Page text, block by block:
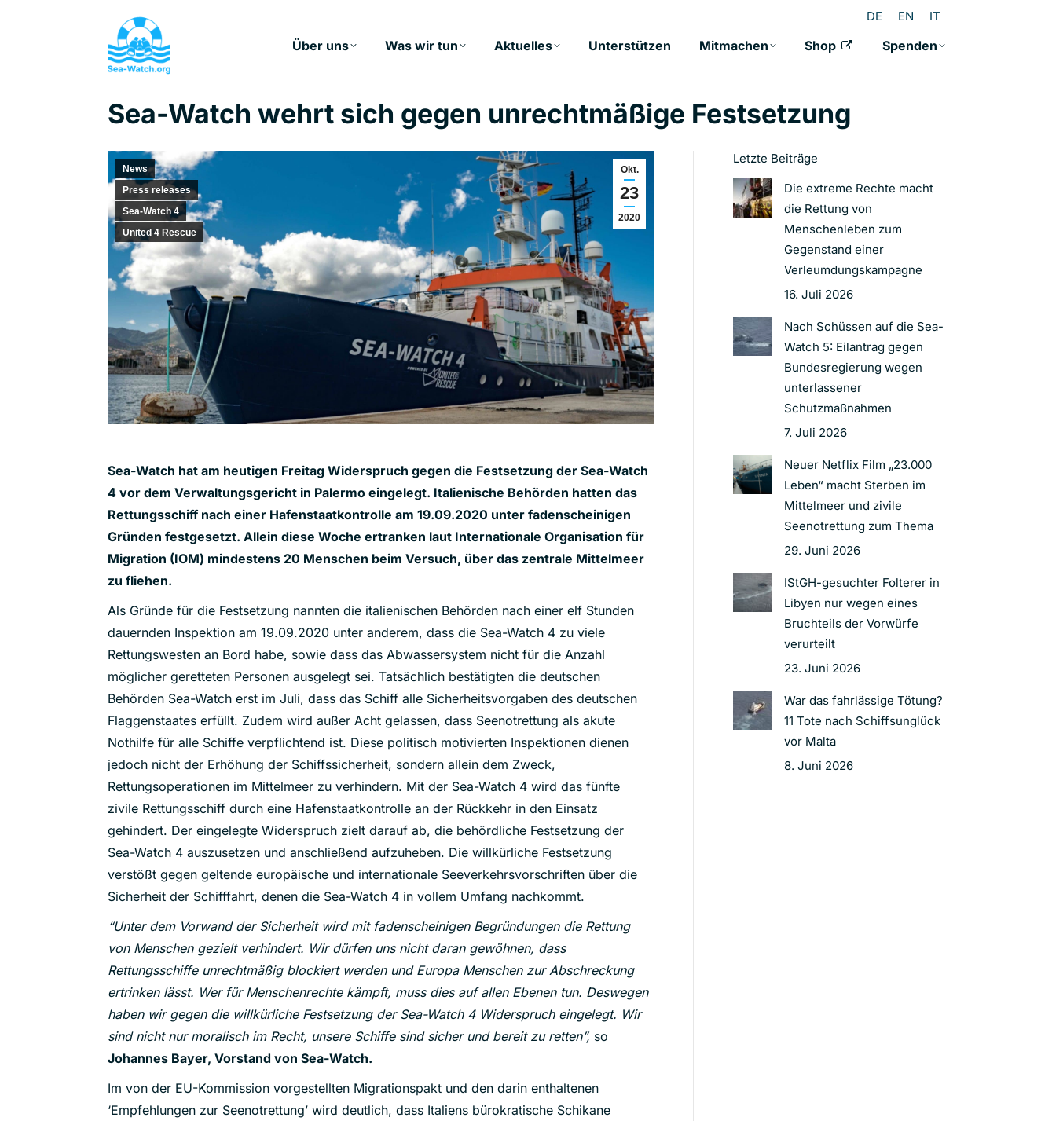
DE EN IT
Über uns Was wir tun Aktuelles Unterstützen Mitmachen Shop Spenden
Sea-Watch wehrt sich gegen unrechtmäßige Festsetzung
Okt.
23
2020
News
Press releases
Sea-Watch 4
United 4 Rescue
Sea-Watch hat am heutigen Freitag Widerspruch gegen die Festsetzung der Sea-Watch
4 vor dem Verwaltungsgericht in Palermo eingelegt. Italienische Behörden hatten das
Rettungsschiff nach einer Hafenstaatkontrolle am 19.09.2020 unter fadenscheinigen
Gründen festgesetzt. Allein diese Woche ertranken laut Internationale Organisation für
Migration (IOM) mindestens 20 Menschen beim Versuch, über das zentrale Mittelmeer
zu fliehen.
Als Gründe für die Festsetzung nannten die italienischen Behörden nach einer elf Stunden
dauernden Inspektion am 19.09.2020 unter anderem, dass die Sea-Watch 4 zu viele
Rettungswesten an Bord habe, sowie dass das Abwassersystem nicht für die Anzahl
möglicher geretteten Personen ausgelegt sei. Tatsächlich bestätigten die deutschen
Behörden Sea-Watch erst im Juli, dass das Schiff alle Sicherheitsvorgaben des deutschen
Flaggenstaates erfüllt. Zudem wird außer Acht gelassen, dass Seenotrettung als akute
Nothilfe für alle Schiffe verpflichtend ist. Diese politisch motivierten Inspektionen dienen
jedoch nicht der Erhöhung der Schiffssicherheit, sondern allein dem Zweck,
Rettungsoperationen im Mittelmeer zu verhindern. Mit der Sea-Watch 4 wird das fünfte
zivile Rettungsschiff durch eine Hafenstaatkontrolle an der Rückkehr in den Einsatz
gehindert. Der eingelegte Widerspruch zielt darauf ab, die behördliche Festsetzung der
Sea-Watch 4 auszusetzen und anschließend aufzuheben. Die willkürliche Festsetzung
verstößt gegen geltende europäische und internationale Seeverkehrsvorschriften über die
Sicherheit der Schifffahrt, denen die Sea-Watch 4 in vollem Umfang nachkommt.
“Unter dem Vorwand der Sicherheit wird mit fadenscheinigen Begründungen die Rettung
von Menschen gezielt verhindert. Wir dürfen uns nicht daran gewöhnen, dass
Rettungsschiffe unrechtmäßig blockiert werden und Europa Menschen zur Abschreckung
ertrinken lässt. Wer für Menschenrechte kämpft, muss dies auf allen Ebenen tun. Deswegen
haben wir gegen die willkürliche Festsetzung der Sea-Watch 4 Widerspruch eingelegt. Wir
sind nicht nur moralisch im Recht, unsere Schiffe sind sicher und bereit zu retten”, so
Johannes Bayer, Vorstand von Sea-Watch.
Im von der EU-Kommission vorgestellten Migrationspakt und den darin enthaltenen
‘Empfehlungen zur Seenotrettung’ wird deutlich, dass Italiens bürokratische Schikane
Letzte Beiträge
Die extreme Rechte macht
die Rettung von
Menschenleben zum
Gegenstand einer
Verleumdungskampagne
16. Juli 2026
Nach Schüssen auf die Sea-
Watch 5: Eilantrag gegen
Bundesregierung wegen
unterlassener
Schutzmaßnahmen
7. Juli 2026
Neuer Netflix Film „23.000
Leben“ macht Sterben im
Mittelmeer und zivile
Seenotrettung zum Thema
29. Juni 2026
IStGH-gesuchter Folterer in
Libyen nur wegen eines
Bruchteils der Vorwürfe
verurteilt
23. Juni 2026
War das fahrlässige Tötung?
11 Tote nach Schiffsunglück
vor Malta
8. Juni 2026